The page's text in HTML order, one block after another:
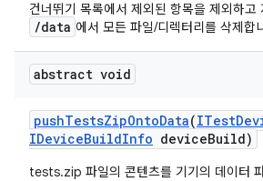
건너뛰기 목록에서 제외된 항목을 제외하고
/data 에서 모든 파일/디렉터리를 삭제합
abstract void
pushTestsZipOntoData(ITest
IDeviceBuildInfo deviceBuild)
tests.zip 파일의 콘텐츠를 기기의 데이터